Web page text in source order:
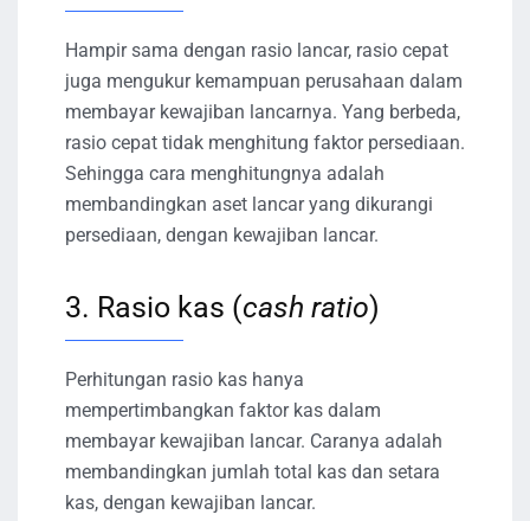
Hampir sama dengan rasio lancar, rasio cepat
juga mengukur kemampuan perusahaan dalam
membayar kewajiban lancarnya. Yang berbeda,
rasio cepat tidak menghitung faktor persediaan.
Sehingga cara menghitungnya adalah
membandingkan aset lancar yang dikurangi
persediaan, dengan kewajiban lancar.
3. Rasio kas (cash ratio)
Perhitungan rasio kas hanya
mempertimbangkan faktor kas dalam
membayar kewajiban lancar. Caranya adalah
membandingkan jumlah total kas dan setara
kas, dengan kewajiban lancar.